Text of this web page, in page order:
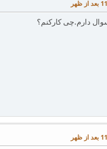
دارم.چی کارکنم؟